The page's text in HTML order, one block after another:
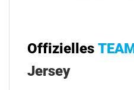
Offizielles
Jersey